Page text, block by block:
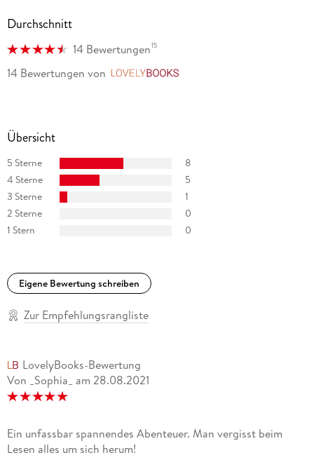
Durchschnitt
14 Bewertungen15
14 Bewertungen von
Übersicht
5 Sterne
8
4 Sterne
5
3 Sterne
1
2 Sterne
0
1 Stern
0
Eigene Bewertung schreiben
Zur Empfehlungsrangliste
LovelyBooks-Bewertung
Von _Sophia_ am 28.08.2021
Ein unfassbar spannendes Abenteuer. Man vergisst beim
Lesen alles um sich herum!